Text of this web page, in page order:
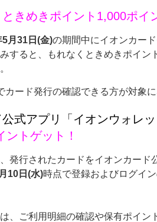
ときめきポイント1,000ポイ
月31日(金)の期間中にイオンカー
すると、もれなくときめきポイン
カード発行の確認できる方が対象に
式アプリ「イオンウォレッ
ントゲット！
発行されたカードをイオンカード
10日(水)時点で登録およびログイ
、ご利用明細の確認や保有ポイン